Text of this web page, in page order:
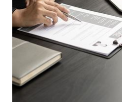
2023 : COMMENT
DIAGNOSTIC DE
TRAVAIL À UNE
DURABLE ?